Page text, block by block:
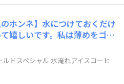
ました。程よい豆の風味、苦
スが良くとても飲みやすかっ
したいと思います
ンネ】水につけておくだけ
嬉しいです。私は薄めをゴク
水多めにして作ったら好みの
のボトルが手元に無くて、用
した…。それで星マイナス1
ルドスペシャル 水淹れアイスコーヒ